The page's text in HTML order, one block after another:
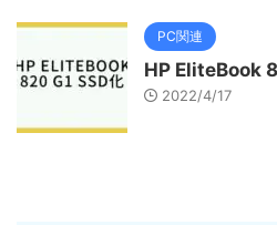
PC関連
HP EliteBook
2022/4/17